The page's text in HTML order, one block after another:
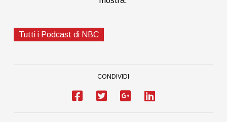
Tutti i Podcast di NBC
CONDIVIDI